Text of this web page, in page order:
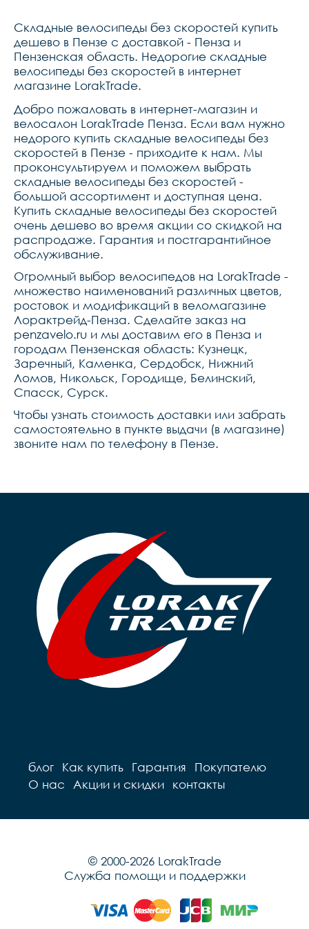
колонка neco
безрезьбовая,седло lorak
на независимых
пружинах,педали пластик
Складные велосипеды без скоростей купить
дешево в Пензе с доставкой - Пенза и
Пензенская область. Недорогие складные
велосипеды без скоростей в интернет
магазине LorakTrade.
Добро пожаловать в интернет-магазин и
велосалон LorakTrade Пенза. Если вам нужно
недорого купить складные велосипеды без
скоростей в Пензе - приходите к нам. Мы
проконсультируем и поможем выбрать
складные велосипеды без скоростей -
большой ассортимент и доступная цена.
Купить складные велосипеды без скоростей
очень дешево во время акции со скидкой на
распродаже. Гарантия и постгарантийное
обслуживание.
Огромный выбор велосипедов на LorakTrade -
множество наименований различных цветов,
ростовок и модификаций в веломагазине
Лорактрейд-Пенза. Сделайте заказ на
penzavelo.ru и мы доставим его в Пенза и
городам Пензенская область: Кузнецк,
Заречный, Каменка, Сердобск, Нижний
Ломов, Никольск, Городище, Белинский,
Спасск, Сурск.
Чтобы узнать стоимость доставки или забрать
самостоятельно в пункте выдачи (в магазине)
звоните нам по телефону в Пензе.
блог Как купить Гарантия
Покупателю
О нас
Акции и скидки контакты
© 2000-2026 LorakTrade
Служба помощи и поддержки